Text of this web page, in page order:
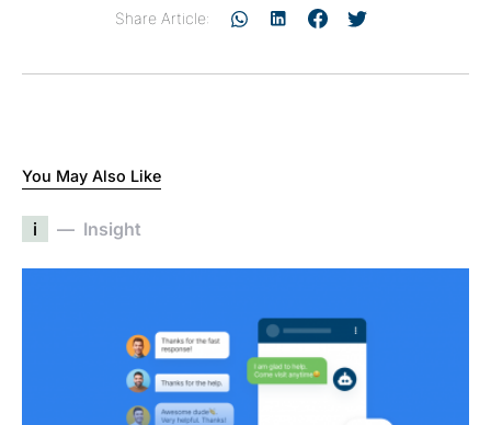
Share Article:
You May Also Like
i Insight